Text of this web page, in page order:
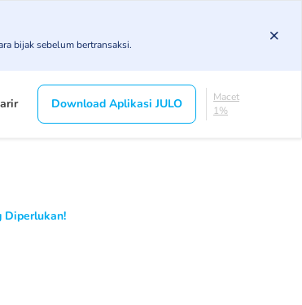
bijak sebelum bertransaksi.
Download Aplikasi JULO
Macet
1%
Diperlukan!